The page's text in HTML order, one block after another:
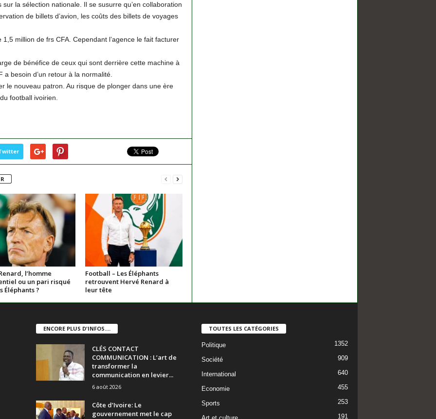
la sélection nationale. Il se susurre qu’en collaboration
de billets d’avion, les coûts des billets de voyages
million de frs CFA. Cependant l’agence le fait facturer
de bénéfice de ceux qui sont derrière cette machine à
a besoin d’un retour à la normalité.
le nouveau patron. Au risque de plonger dans une ère
football ivoirien.
l’homme
ou un pari risqué
Éléphants ?
Football – Les Éléphants
retrouvent Hervé Renard à
leur tête
ENCORE PLUS D'INFOS....
CLÉS CONTACT
COMMUNICATION : L’art de
transformer la
communication en levier...
6 août 2026
Côte d’Ivoire: Le
gouvernement met le cap
TOUTES LES CATÉGORIES
Politique 1352
Société 909
International 640
Economie 455
Sports 253
191